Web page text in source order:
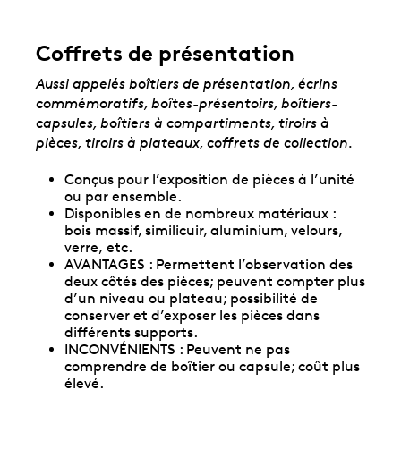
Coffrets de présentation
Aussi appelés boîtiers de présentation, écrins
commémoratifs, boîtes-présentoirs, boîtiers-
capsules, boîtiers à compartiments, tiroirs à
pièces, tiroirs à plateaux, coffrets de collection.
Conçus pour l’exposition de pièces à l’unité
ou par ensemble.
Disponibles en de nombreux matériaux :
bois massif, similicuir, aluminium, velours,
verre, etc.
AVANTAGES : Permettent l’observation des
deux côtés des pièces; peuvent compter plus
d’un niveau ou plateau; possibilité de
conserver et d’exposer les pièces dans
différents supports.
INCONVÉNIENTS : Peuvent ne pas
comprendre de boîtier ou capsule; coût plus
élevé.